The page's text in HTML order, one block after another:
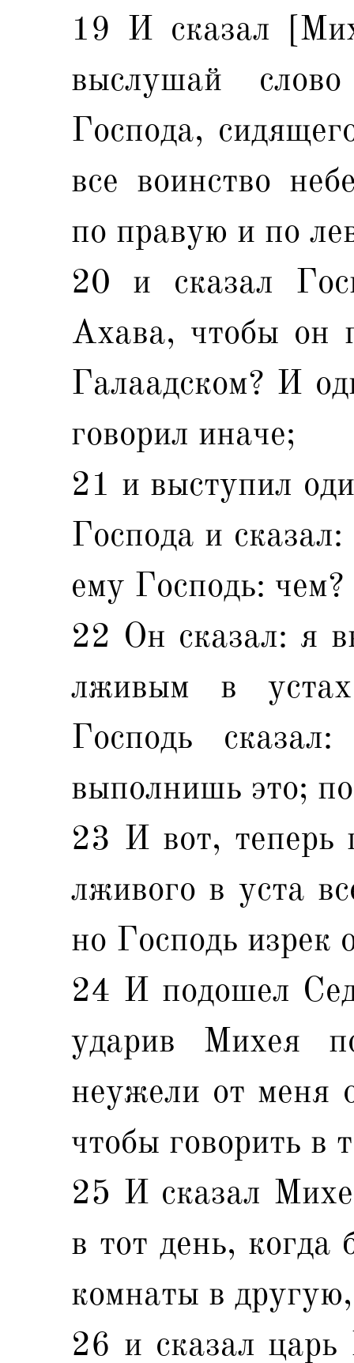
19 И сказал
выслушай
Господа,
все воинство
по правую и по
20 и сказал
Ахава, чтобы он
Галаадском? И
говорил иначе;
21 и выступил
Господа и
ему Господь: чем?
22 Он сказал: я
лживым в
Господь
выполнишь это;
23 И вот, теперь
лживого в уста
но Господь изрек
24 И подошел
ударив Михея
неужели от меня
чтобы говорить в
25 И сказал
в тот день, когда
комнаты в
26 и сказал царь